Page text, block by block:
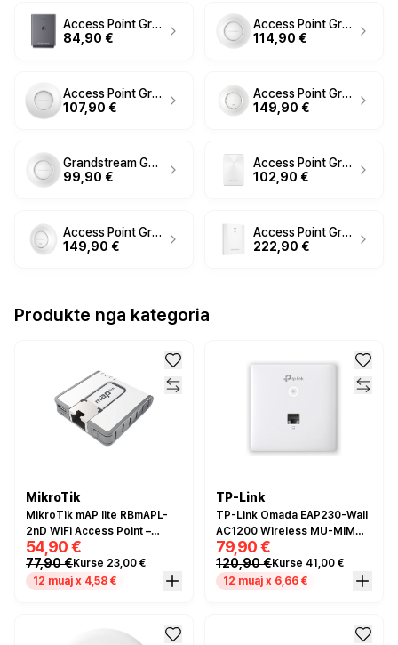
Access Point Grandstream DP752 DECT Basisstation - Pika e Qasjes Grandstream DP752 Stacioni Bazë DECT
84,90 €
Access Point Grandstream GWN7615 802.11ac Wave-2 3×3:3 Ndërfaqe Wi-Fi Ndërmarrjeje
114,90 €
Access Point Grandstream GWN7625 Indoor Wi-Fi Pikë e Qasjes
107,90 €
Access Point Grandstream GWN7662. 2x2:2 & 4x4:4 Wi-Fi 6 Indoor Pikë Qasjeje
149,90 €
Grandstream GWN7605 802.11ac Dual-Band WiFi Access Point 2x2 MU-MIMO High Performance Wireless AP Ceiling/Wall Mount
99,90 €
Access Point Grandstream GWN7624 In-Wall Pikë Qasje
102,90 €
Access Point Grandstream GWN7665 - Access Point Wi-Fi 6E 2x2:2 MU-MIMO
149,90 €
Access Point Grandstream GWN7664ELR - Dualband 4x4:4 MU-MIMO - Wi-Fi 6 - Pikë Qasje
222,90 €
Produkte nga kategoria
MikroTik
MikroTik mAP lite RBmAPL-
2nD WiFi Access Point –
2.4GHz 300Mbps PoE
54,90 €
77,90 €Kurse 23,00 €
12 muaj x 4,58 €
TP-Link
TP-Link Omada EAP230-Wall
AC1200 Wireless MU-MIMO
Gigabit Wall-Plate Access
Point – Dual-Band, 2× Gigabit
Ethernet, PoE 802.3af/at,
79,90 €
120,90 €Kurse 41,00 €
12 muaj x 6,66 €